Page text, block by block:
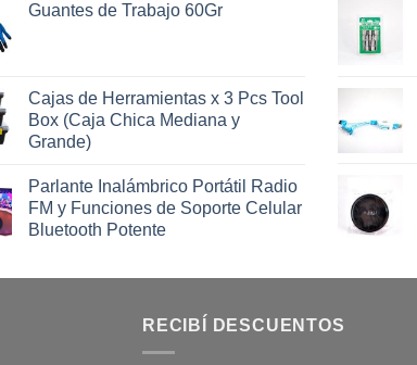
Guantes de Trabajo 60Gr
Cajas de Herramientas x 3 Pcs Tool
Box (Caja Chica Mediana y
Grande)
Parlante Inalámbrico Portátil Radio
FM y Funciones de Soporte Celular
Bluetooth Potente
RECIBÍ DESCUENTOS